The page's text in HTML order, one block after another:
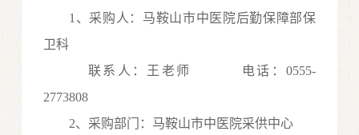
1、采购人：马鞍山市中医院后勤保障部保
卫科
联系人： 王老师 电话： 0555-
2773808
2、采购部门：马鞍山市中医院采供中心